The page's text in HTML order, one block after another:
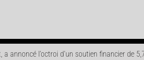
annoncé l’octroi d’un soutien financier de